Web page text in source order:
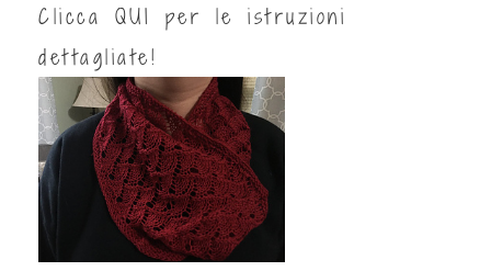
Clicca QUI
per le istruzioni
dettagliate!